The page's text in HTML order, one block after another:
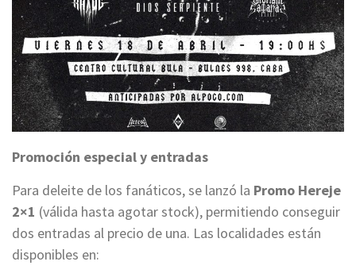
Promoción especial y entradas
Para deleite de los fanáticos, se lanzó la Promo Hereje
2×1 (válida hasta agotar stock), permitiendo conseguir
dos entradas al precio de una. Las localidades están
disponibles en: